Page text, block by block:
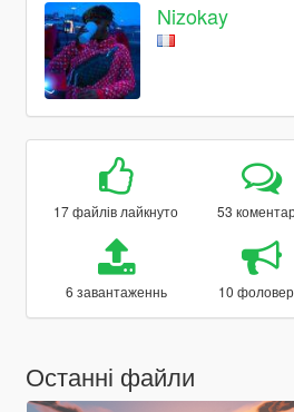
Nizokay
17 файлів лайкнуто 53
6 завантаженнь 10
Останні файли